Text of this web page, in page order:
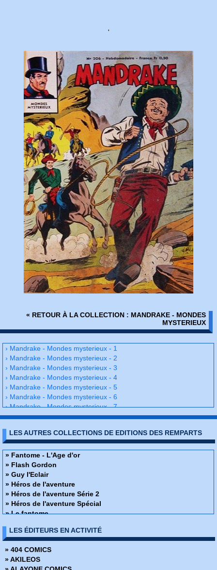
'
« RETOUR À LA COLLECTION : MANDRAKE - MONDES
MYSTERIEUX
› Mandrake - Mondes mysterieux - 1
› Mandrake - Mondes mysterieux - 2
› Mandrake - Mondes mysterieux - 3
› Mandrake - Mondes mysterieux - 4
› Mandrake - Mondes mysterieux - 5
› Mandrake - Mondes mysterieux - 6
› Mandrake - Mondes mysterieux - 7
› Mandrake - Mondes mysterieux - 8
› Mandrake - Mondes mysterieux - 10
› Mandrake - Mondes mysterieux - 11
› Mandrake - Mondes mysterieux - 12
› Mandrake - Mondes mysterieux - 13
› Mandrake - Mondes mysterieux - 14
› Mandrake - Mondes mysterieux - 15
› Mandrake - Mondes mysterieux - 16
› Mandrake - Mondes mysterieux - 17
› Mandrake - Mondes mysterieux - 18
› Mandrake - Mondes mysterieux - 20
› Mandrake - Mondes mysterieux - 21
› Mandrake - Mondes mysterieux - 22
› Mandrake - Mondes mysterieux - 23
LES AUTRES COLLECTIONS DE EDITIONS DES REMPARTS
» Fantome - L'Age d'or
» Flash Gordon
» Guy l'Eclair
» Héros de l'aventure
» Héros de l'aventure Série 2
» Héros de l'aventure Spécial
» Le fantome
» Les héros du mystère
» Les héros du mystère spécial
» Magnus - An 4000
» Mandrake - L'Age d'or
LES ÉDITEURS EN ACTIVITÉ
» 404 COMICS
» AKILEOS